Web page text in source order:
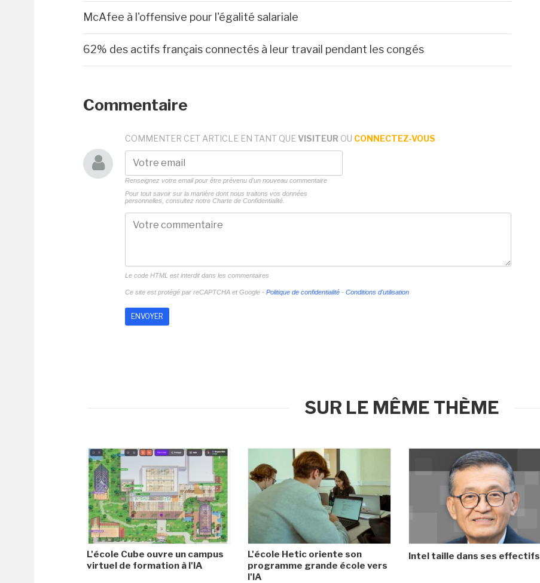
McAfee à l'offensive pour l'égalité salariale
62% des actifs français connectés à leur travail pendant les congés
Commentaire
COMMENTER CET ARTICLE EN TANT QUE VISITEUR OU CONNECTEZ-VOUS
Renseignez votre email pour être prévenu d'un nouveau commentaire
Pour tout savoir sur la manière dont nous traitons vos données
personnelles, consultez notre Charte de Confidentialité.
Le code HTML est interdit dans les commentaires
Ce site est protégé par reCAPTCHA et Google - Politique de confidentialité - Conditions d'utilisation
SUR LE MÊME THÈME
L'école Cube ouvre un campus
virtuel de formation à l'IA
L'école Hetic oriente son
programme grande école vers
l'IA
Intel taille dans ses effectifs